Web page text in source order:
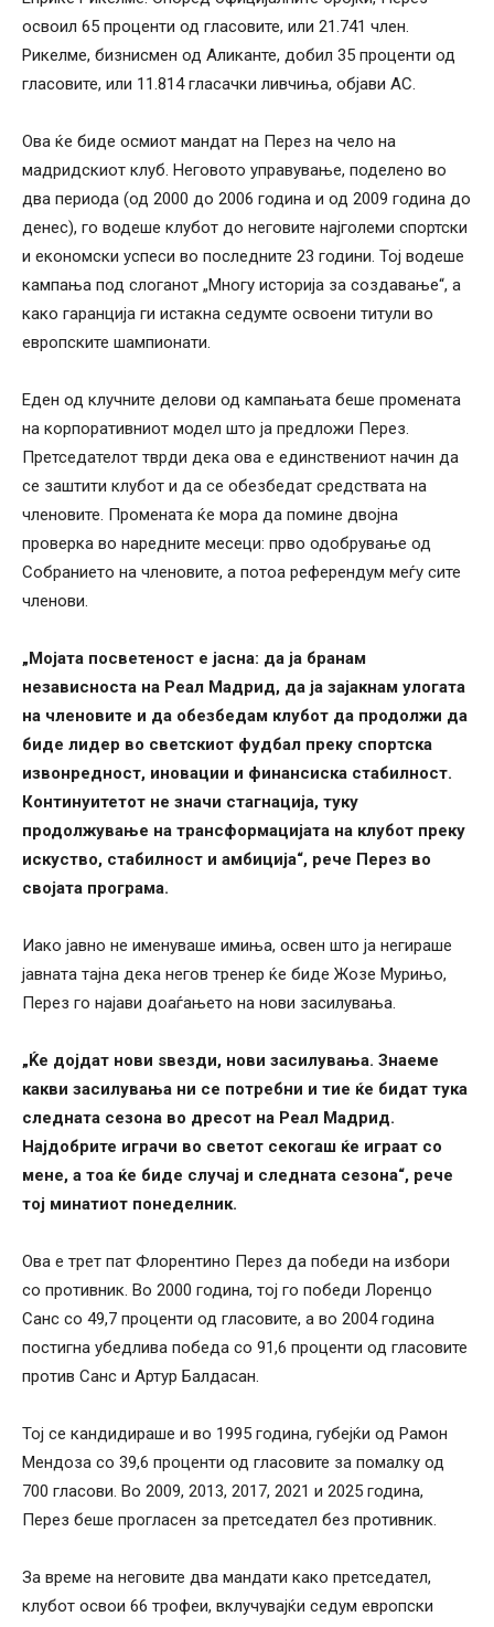
освоил 65 проценти од гласовите, или 21.741 член.
Рикелме, бизнисмен од Аликанте, добил 35 проценти од
гласовите, или 11.814 гласачки ливчиња, објави АС.
Ова ќе биде осмиот мандат на Перез на чело на
мадридскиот клуб. Неговото управување, поделено во
два периода (од 2000 до 2006 година и од 2009 година до
денес), го водеше клубот до неговите најголеми спортски
и економски успеси во последните 23 години. Тој водеше
кампања под слоганот „Многу историја за создавање“, а
како гаранција ги истакна седумте освоени титули во
европските шампионати.
Еден од клучните делови од кампањата беше промената
на корпоративниот модел што ја предложи Перез.
Претседателот тврди дека ова е единствениот начин да
се заштити клубот и да се обезбедат средствата на
членовите. Промената ќе мора да помине двојна
проверка во наредните месеци: прво одобрување од
Собранието на членовите, а потоа референдум меѓу сите
членови.
„Мојата посветеност е јасна: да ја бранам
независноста на Реал Мадрид, да ја зајакнам улогата
на членовите и да обезбедам клубот да продолжи да
биде лидер во светскиот фудбал преку спортска
извонредност, иновации и финансиска стабилност.
Континуитетот не значи стагнација, туку
продолжување на трансформацијата на клубот преку
искуство, стабилност и амбиција“, рече Перез во
својата програма.
Иако јавно не именуваше имиња, освен што ја негираше
јавната тајна дека негов тренер ќе биде Жозе Мурињо,
Перез го најави доаѓањето на нови засилувања.
„Ќе дојдат нови ѕвезди, нови засилувања. Знаеме
какви засилувања ни се потребни и тие ќе бидат тука
следната сезона во дресот на Реал Мадрид.
Најдобрите играчи во светот секогаш ќе играат со
мене, а тоа ќе биде случај и следната сезона“, рече
тој минатиот понеделник.
Ова е трет пат Флорентино Перез да победи на избори
со противник. Во 2000 година, тој го победи Лоренцо
Санс со 49,7 проценти од гласовите, а во 2004 година
постигна убедлива победа со 91,6 проценти од гласовите
против Санс и Артур Балдасан.
Тој се кандидираше и во 1995 година, губејќи од Рамон
Мендоза со 39,6 проценти од гласовите за помалку од
700 гласови. Во 2009, 2013, 2017, 2021 и 2025 година,
Перез беше прогласен за претседател без противник.
За време на неговите два мандати како претседател,
клубот освои 66 трофеи, вклучувајќи седум европски